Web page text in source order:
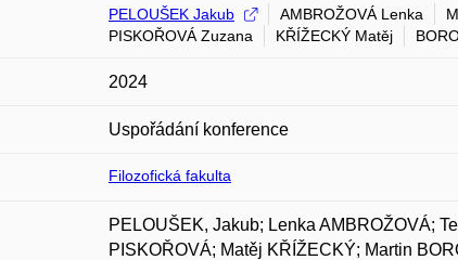
PELOUŠEK Jakub AMBROŽOVÁ Lenka
PISKOŘOVÁ Zuzana
KŘÍŽECKÝ Matěj
2024
Uspořádání konference
Filozofická fakulta
PELOUŠEK, Jakub; Lenka AMBROŽOVÁ;
PISKOŘOVÁ; Matěj KŘÍŽECKÝ; Martin